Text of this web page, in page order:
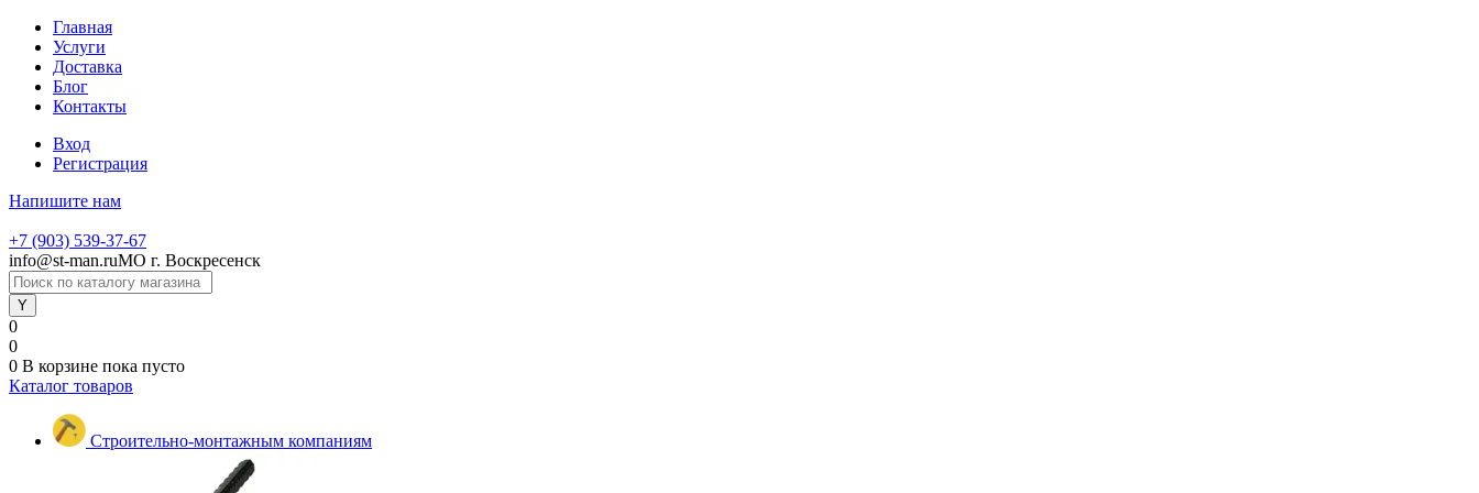
Главная
Услуги
Доставка
Блог
Контакты
Вход
Регистрация
Напишите нам
+7 (903) 539-37-67
info@st-man.ruМО г. Воскресенск
0
0
0 В корзине пока пусто
Каталог товаров
Строительно-монтажным компаниям